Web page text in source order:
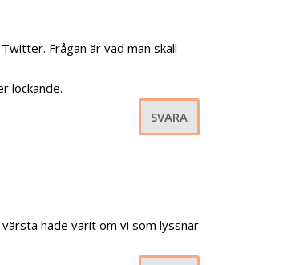
Frågan är vad man skall
lockande.
SVARA
hade varit om vi som lyssnar